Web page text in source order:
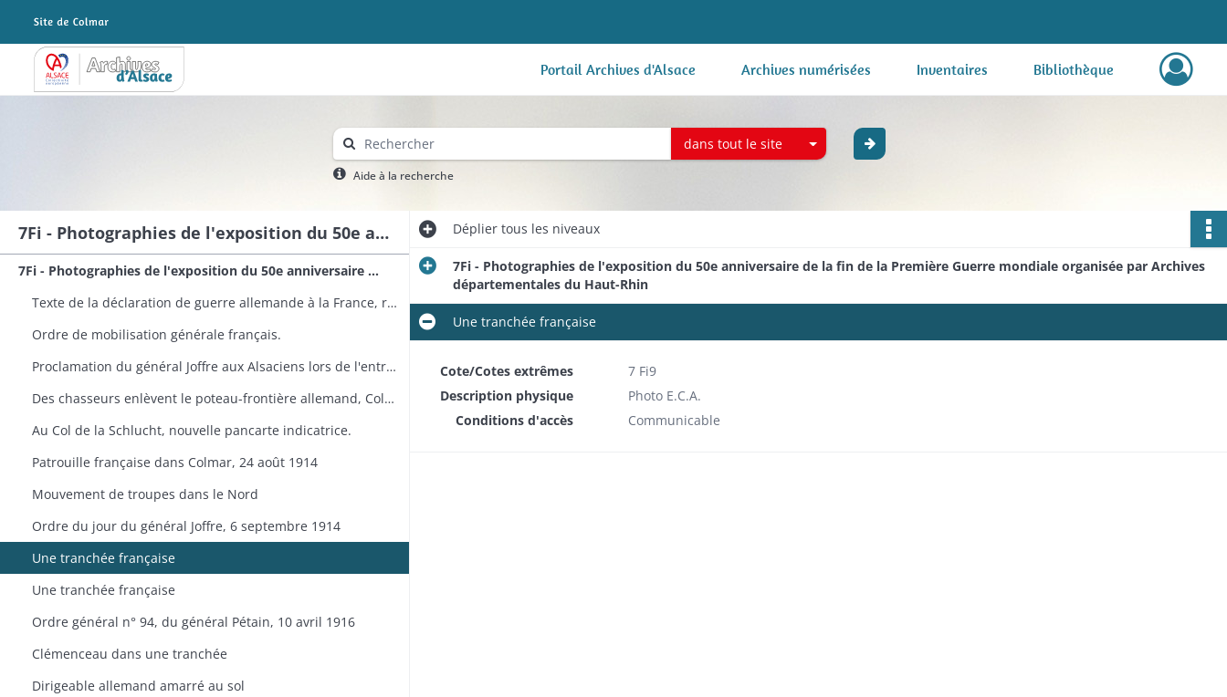
Archives Alsace - Colmar Portail Archives d'Alsace Archives numérisées Inventaires Bibliothèque
dans tout le site
Aide à la recherche
7Fi - Photographies de l'exposition du 50e anniversaire de la fin de la Première Guerre mondiale
7Fi - Photographies de l'exposition du 50e anniversaire de la fin de la Première Guerre mondiale organisée par Archives départementales du Haut-Rhin
Texte de la déclaration de guerre allemande à la France, remise au quai d'Orsay le 3 août 1914 à 18h45 par l'ambassadeur Schoen sur ordre du chancelier Bethmann-Hollweg.
Ordre de mobilisation générale français.
Proclamation du général Joffre aux Alsaciens lors de l'entrée des troupes françaises en Alsace en 1914
Des chasseurs enlèvent le poteau-frontière allemand, Col du Bonhomme, 7 août 1914
Au Col de la Schlucht, nouvelle pancarte indicatrice.
Patrouille française dans Colmar, 24 août 1914
Mouvement de troupes dans le Nord
Ordre du jour du général Joffre, 6 septembre 1914
Une tranchée française
Une tranchée française
Ordre général n° 94, du général Pétain, 10 avril 1916
Clémenceau dans une tranchée
Dirigeable allemand amarré au sol
Dépliertous les niveaux
7Fi - Photographies de l'exposition du 50e anniversaire de la fin de la Première Guerre mondiale organisée par Archives
départementales du Haut-Rhin
Une tranchée française
Cote/Cotes extrêmes
7 Fi9
Description physique
Photo E.C.A.
Conditions d'accès
Communicable